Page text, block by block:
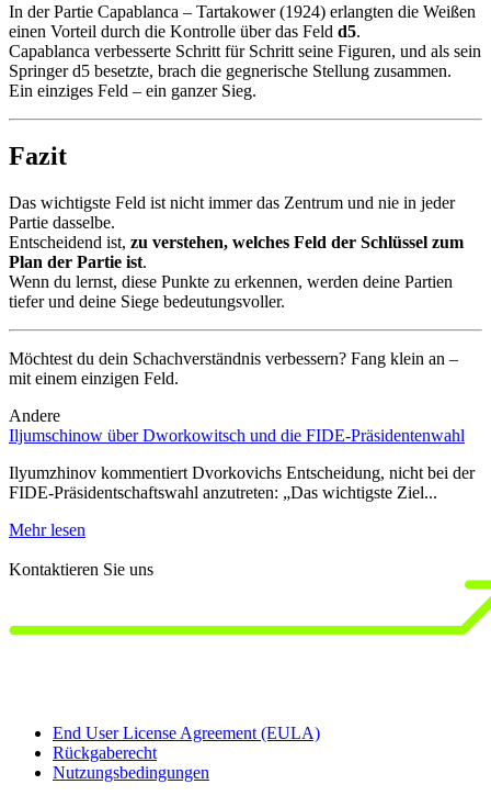
In der Partie Capablanca – Tartakower (1924) erlangten die Weißen
einen Vorteil durch die Kontrolle über das Feld d5.
Capablanca verbesserte Schritt für Schritt seine Figuren, und als sein
Springer d5 besetzte, brach die gegnerische Stellung zusammen.
Ein einziges Feld – ein ganzer Sieg.
Fazit
Das wichtigste Feld ist nicht immer das Zentrum und nie in jeder
Partie dasselbe.
Entscheidend ist, zu verstehen, welches Feld der Schlüssel zum
Plan der Partie ist.
Wenn du lernst, diese Punkte zu erkennen, werden deine Partien
tiefer und deine Siege bedeutungsvoller.
Möchtest du dein Schachverständnis verbessern? Fang klein an –
mit einem einzigen Feld.
Andere
Iljumschinow über Dworkowitsch und die FIDE-Präsidentenwahl
Ilyumzhinov kommentiert Dvorkovichs Entscheidung, nicht bei der
FIDE-Präsidentschaftswahl anzutreten: „Das wichtigste Ziel...
Mehr lesen
Kontaktieren Sie uns
End User License Agreement (EULA)
Rückgaberecht
Nutzungsbedingungen